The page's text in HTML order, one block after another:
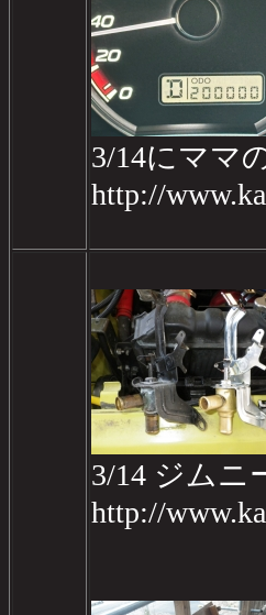
3/14にママ
http://
3/14 ジムニ
http://